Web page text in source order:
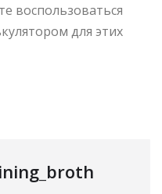
воспользоваться
для этих